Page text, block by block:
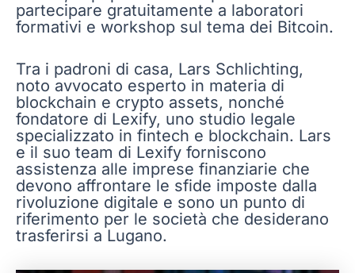
partecipare gratuitamente a laboratori
formativi e workshop sul tema dei Bitcoin.
Tra i padroni di casa, Lars Schlichting,
noto avvocato esperto in materia di
blockchain e crypto assets, nonché
fondatore di Lexify, uno studio legale
specializzato in fintech e blockchain. Lars
e il suo team di Lexify forniscono
assistenza alle imprese finanziarie che
devono affrontare le sfide imposte dalla
rivoluzione digitale e sono un punto di
riferimento per le società che desiderano
trasferirsi a Lugano.